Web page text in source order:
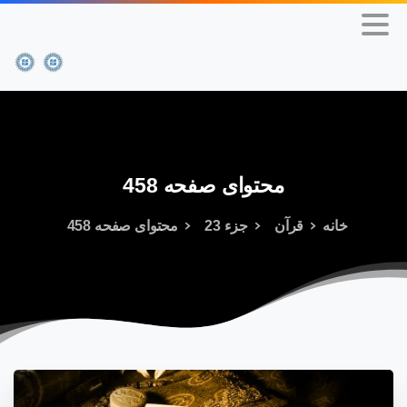
محتوای صفحه 458
خانه قرآن جزء 23 محتوای صفحه 458